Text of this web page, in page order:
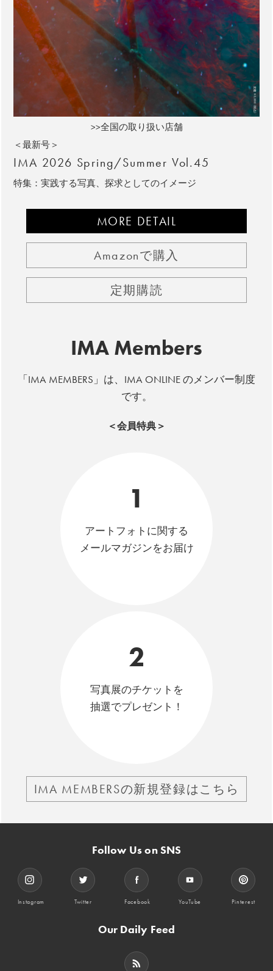
>>全国の取り扱い店舗
＜最新号＞
IMA 2026 Spring/Summer Vol.45
特集：実践する写真、探求としてのイメージ
MORE DETAIL
Amazonで購入
定期購読
IMA Members
「IMA MEMBERS」は、IMA ONLINE のメンバー制度
です。
＜会員特典＞
1
アートフォトに関する
メールマガジンをお届け
2
写真展のチケットを
抽選でプレゼント！
IMA MEMBERSの新規登録はこちら
Follow Us on SNS
Instagram Twitter Facebook YouTube Pinterest
Our Daily Feed